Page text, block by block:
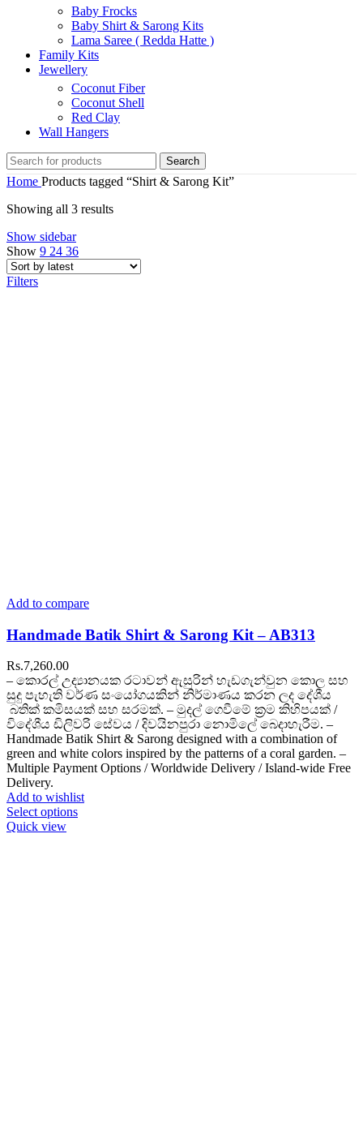
Baby Frocks
Baby Shirt & Sarong Kits
Lama Saree ( Redda Hatte )
Family Kits
Jewellery
Coconut Fiber
Coconut Shell
Red Clay
Wall Hangers
Search
Home Products tagged “Shirt & Sarong Kit”
Showing all 3 resultsSorted
Show sidebar
Show 9 24 36
Filters
Add to compare
Handmade Batik Shirt & Sarong Kit – AB313
Rs.7,260.00
– කොරල් උද්‍යානයක රටාවන් ඇසුරින් හැඩගැන්වුන කොල සහ
සුදු පැහැති වර්ණ සංයෝගයකින් නිර්මාණය කරන ලද දේශීය
බතික් කමිසයක් සහ සරමක්. – මුදල් ගෙවීමේ ක්‍රම කිහිපයක් /
විදේශීය ඩිලිවරි සේවය / දිවයිනපුරා නොමිලේ බෙදාහැරීම. –
Handmade Batik Shirt & Sarong designed with a combination of
green and white colors inspired by the patterns of a coral garden. –
Multiple Payment Options / Worldwide Delivery / Island-wide Free
Delivery.
Add to wishlist
Select options
Quick view